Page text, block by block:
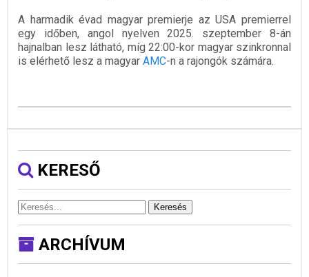
A harmadik évad magyar premierje az USA premierrel
egy időben, angol nyelven 2025. szeptember 8-án
hajnalban lesz látható, míg 22:00-kor magyar szinkronnal
is elérhető lesz a magyar AMC-n a rajongók számára.
KERESŐ
Keresés
ARCHÍVUM